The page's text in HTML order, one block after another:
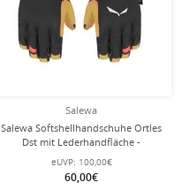
Salewa
Salewa Softshellhandschuhe Ortles
Dst mit Lederhandfläche -
strapazierfähig, atmungsaktiv -
schwarz/gelb Damen
eUVP: 100,00€
60,00€